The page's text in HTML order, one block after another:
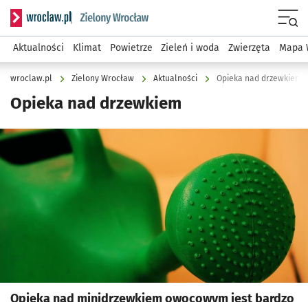
Serwis informacyjny wroclaw.pl podserwis: Środowisko we
Aktualności Klimat Powietrze Zieleń i woda Zwierzęta Mapa
wroclaw.pl Zielony Wrocław Aktualności Opieka nad drzewkiem
Opieka nad drzewkiem
Kliknij, aby powiększyć
Opieka nad minidrzewkiem owocowym jest bardzo